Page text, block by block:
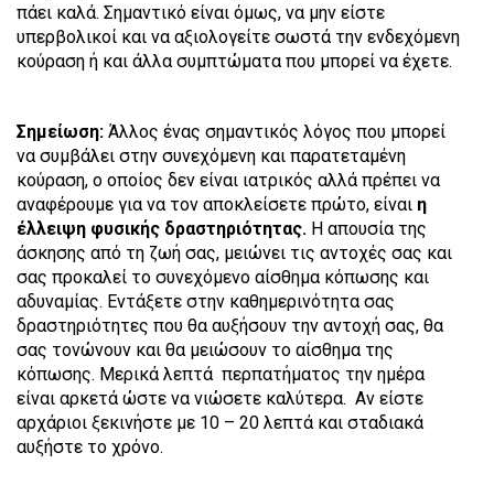
πάει καλά. Σημαντικό είναι όμως, να μην είστε
υπερβολικοί και να αξιολογείτε σωστά την ενδεχόμενη
κούραση ή και άλλα συμπτώματα που μπορεί να έχετε.
Σημείωση: Άλλος ένας σημαντικός λόγος που μπορεί
να συμβάλει στην συνεχόμενη και παρατεταμένη
κούραση, ο οποίος δεν είναι ιατρικός αλλά πρέπει να
αναφέρουμε για να τον αποκλείσετε πρώτο, είναι η
έλλειψη φυσικής δραστηριότητας. Η απουσία της
άσκησης από τη ζωή σας, μειώνει τις αντοχές σας και
σας προκαλεί το συνεχόμενο αίσθημα κόπωσης και
αδυναμίας. Εντάξετε στην καθημερινότητα σας
δραστηριότητες που θα αυξήσουν την αντοχή σας, θα
σας τονώνουν και θα μειώσουν το αίσθημα της
κόπωσης. Μερικά λεπτά περπατήματος την ημέρα
είναι αρκετά ώστε να νιώσετε καλύτερα. Αν είστε
αρχάριοι ξεκινήστε με 10 – 20 λεπτά και σταδιακά
αυξήστε το χρόνο.